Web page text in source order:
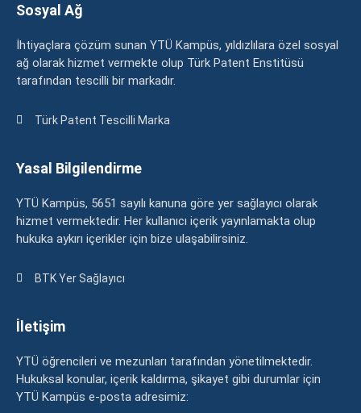
Sosyal Ağ
İhtiyaçlara çözüm sunan YTÜ Kampüs, yıldızlılara özel sosyal
ağ olarak hizmet vermekte olup Türk Patent Enstitüsü
tarafından tescilli bir markadır.
Türk Patent Tescilli Marka
Yasal Bilgilendirme
YTÜ Kampüs, 5651 sayılı kanuna göre yer sağlayıcı olarak
hizmet vermektedir. Her kullanıcı içerik yayınlamakta olup
hukuka aykırı içerikler için bize ulaşabilirsiniz.
BTK Yer Sağlayıcı
İletişim
YTÜ öğrencileri ve mezunları tarafından yönetilmektedir.
Hukuksal konular, içerik kaldırma, şikayet gibi durumlar için
YTÜ Kampüs e-posta adresimiz: